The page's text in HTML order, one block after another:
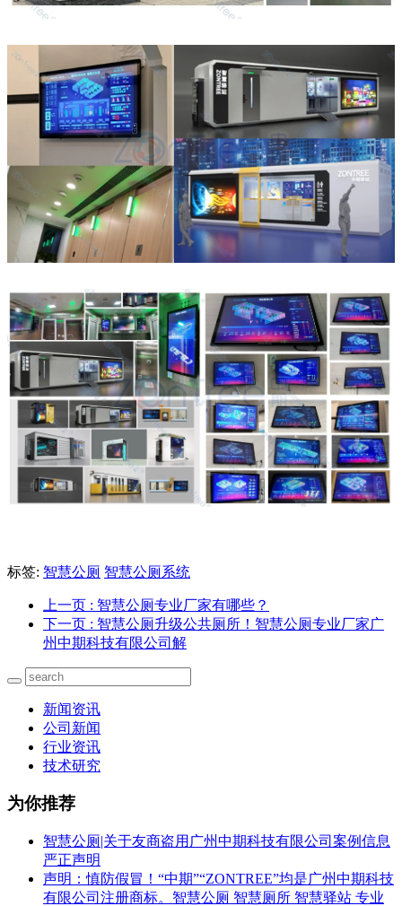
标签: 智慧公厕 智慧公厕系统
上一页 : 智慧公厕专业厂家有哪些？
下一页 : 智慧公厕升级公共厕所！智慧公厕专业厂家广
州中期科技有限公司解
新闻资讯
公司新闻
行业资讯
技术研究
为你推荐
智慧公厕|关于友商盗用广州中期科技有限公司案例信息
严正声明
声明：慎防假冒！“中期”“ZONTREE”均是广州中期科技
有限公司注册商标。智慧公厕 智慧厕所 智慧驿站 专业